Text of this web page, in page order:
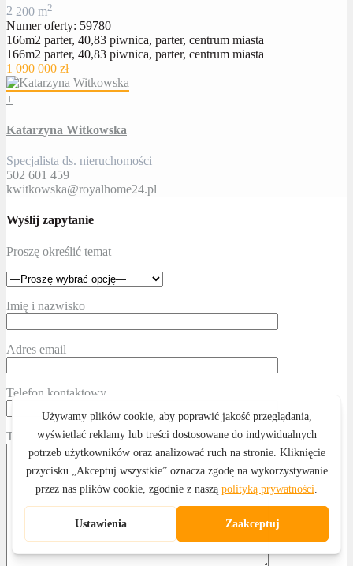
2 200 m2
Numer oferty: 59780
166m2 parter, 40,83 piwnica, parter, centrum miasta
166m2 parter, 40,83 piwnica, parter, centrum miasta
1 090 000 zł
+
Katarzyna Witkowska
Specjalista ds. nieruchomości
502 601 459
kwitkowska@royalhome24.pl
Wyślij zapytanie
Proszę określić temat
Imię i nazwisko
Adres email
Telefon kontaktowy
Treść wiadomości